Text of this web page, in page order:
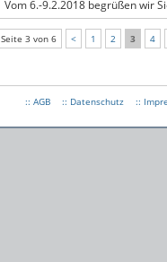
Vom 6.-9.2.2018 begrüßen wir
Seite 3 von 6 < 1 2 3 4
:: AGB :: Datenschutz ::